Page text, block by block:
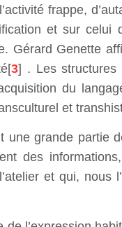
frappe,
et sur celui
Gérard Genette
3] . Les structures
du
et
une grande partie
des
et qui, nous